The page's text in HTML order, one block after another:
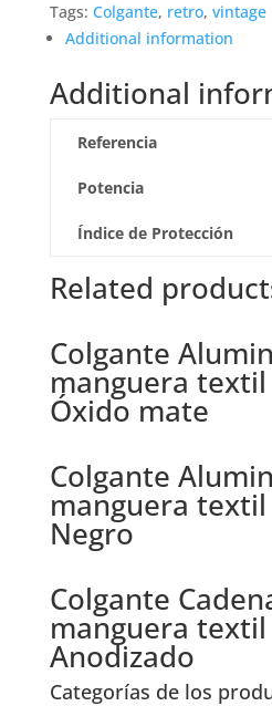
Tags: Colgante, retro, vintage
Additional information
Additional
Referencia
Potencia
Índice de Protección
Related
Colgante
manguera
Óxido mate
Colgante
manguera
Negro
Colgante
manguera
Anodizado
Categorías de los